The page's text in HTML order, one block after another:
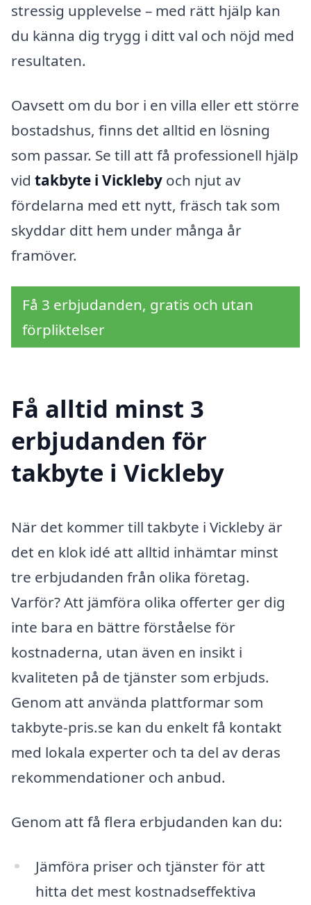
stressig upplevelse – med rätt hjälp kan
du känna dig trygg i ditt val och nöjd med
resultaten.
Oavsett om du bor i en villa eller ett större
bostadshus, finns det alltid en lösning
som passar. Se till att få professionell hjälp
vid takbyte i Vickleby och njut av
fördelarna med ett nytt, fräsch tak som
skyddar ditt hem under många år
framöver.
Få 3 erbjudanden, gratis och utan
förpliktelser
Få alltid minst 3
erbjudanden för
takbyte i Vickleby
När det kommer till takbyte i Vickleby är
det en klok idé att alltid inhämtar minst
tre erbjudanden från olika företag.
Varför? Att jämföra olika offerter ger dig
inte bara en bättre förståelse för
kostnaderna, utan även en insikt i
kvaliteten på de tjänster som erbjuds.
Genom att använda plattformar som
takbyte-pris.se kan du enkelt få kontakt
med lokala experter och ta del av deras
rekommendationer och anbud.
Genom att få flera erbjudanden kan du:
Jämföra priser och tjänster för att
hitta det mest kostnadseffektiva